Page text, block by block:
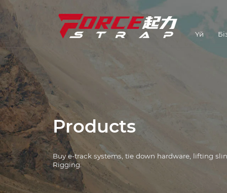
Үй
Аппараттық құралдарды
L Track Systems
Тізбек және
Products
Buy e-track systems, tie down hardware, lifting
Rigging.